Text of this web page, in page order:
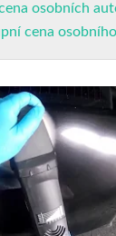
osobních
cena